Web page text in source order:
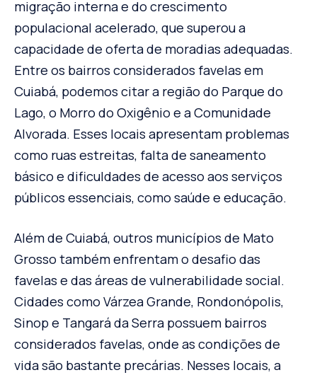
migração interna e do crescimento
populacional acelerado, que superou a
capacidade de oferta de moradias adequadas.
Entre os bairros considerados favelas em
Cuiabá, podemos citar a região do Parque do
Lago, o Morro do Oxigênio e a Comunidade
Alvorada. Esses locais apresentam problemas
como ruas estreitas, falta de saneamento
básico e dificuldades de acesso aos serviços
públicos essenciais, como saúde e educação.
Além de Cuiabá, outros municípios de Mato
Grosso também enfrentam o desafio das
favelas e das áreas de vulnerabilidade social.
Cidades como Várzea Grande, Rondonópolis,
Sinop e Tangará da Serra possuem bairros
considerados favelas, onde as condições de
vida são bastante precárias. Nesses locais, a